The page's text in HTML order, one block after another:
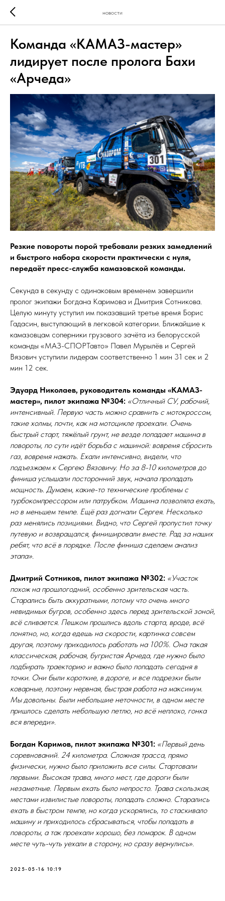
новости
Команда «КАМАЗ-мастер»
лидирует после пролога Бахи
«Арчеда»
Резкие повороты порой требовали резких замедлений
и быстрого набора скорости практически с нуля,
передаёт пресс-служба камазовской команды.
Секунда в секунду с одинаковым временем завершили
пролог экипажи Богдана Каримова и Дмитрия Сотникова.
Целую минуту уступил им показавший третье время Борис
Гадасин, выступающий в легковой категории. Ближайшие к
камазовцам соперники грузового зачёта из белорусской
команды «МАЗ-СПОРТавто» Павел Мурылёв и Сергей
Вязович уступили лидерам соответственно 1 мин 31 сек и 2
мин 12 сек.
Эдуард Николаев, руководитель команды «КАМАЗ-
мастер», пилот экипажа №304: «Отличный СУ, рабочий,
интенсивный. Первую часть можно сравнить с мотокроссом,
такие холмы, почти, как на мотоцикле проехали. Очень
быстрый старт, тяжёлый грунт, не везде попадает машина в
повороты, по сути идёт борьба с машиной: вовремя сбросить
газ, вовремя нажать. Ехали интенсивно, видели, что
подъезжаем к Сергею Вязовичу. Но за 8-10 километров до
финиша услышали посторонний звук, начала пропадать
мощность. Думаем, какие-то технические проблемы с
турбокомпрессором или патрубком. Машина позволяла ехать,
но в меньшем темпе. Ещё раз догнали Сергея. Несколько
раз менялись позициями. Видно, что Сергей пропустил точку
путевую и возвращался, финишировали вместе. Рад за наших
ребят, что всё в порядке. После финиша сделаем анализ
этапа».
Дмитрий Сотников, пилот экипажа №302: «Участок
похож на прошлогодний, особенно зрительская часть.
Старались быть аккуратными, потому что очень много
невидимых бугров, особенно здесь перед зрительской зоной,
всё сливается. Пешком прошлись вдоль старта, вроде, всё
понятно, но, когда едешь на скорости, картинка совсем
другая, поэтому приходилось работать на 100%. Она такая
классическая, рабочая, бугристая Арчеда, где нужно было
подбирать траекторию и важно было попадать сегодня в
точки. Они были короткие, в дороге, и все подрезки были
коварные, поэтому нервная, быстрая работа на максимум.
Мы довольны. Были небольшие неточности, в одном месте
пришлось сделать небольшую петлю, но всё неплохо, гонка
вся впереди».
Богдан Каримов, пилот экипажа №301: «Первый день
соревнований. 24 километра. Сложная трасса, прямо
физически, нужно было приложить все силы. Стартовали
первыми. Высокая трава, много мест, где дороги были
незаметные. Первым ехать было непросто. Трава скользкая,
местами извилистые повороты, попадать сложно. Старались
ехать в быстром темпе, но когда ускорялись, то стаскивало
машину и приходилось сбрасываться, чтобы попадать в
повороты, а так проехали хорошо, без помарок. В одном
месте чуть-чуть уехали в сторону, но сразу вернулись».
2025-05-16 10:19